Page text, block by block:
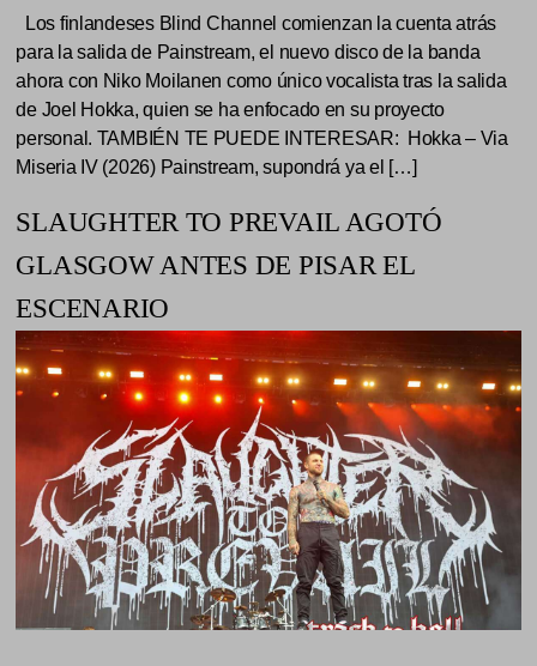
Los finlandeses Blind Channel comienzan la cuenta atrás
para la salida de Painstream, el nuevo disco de la banda
ahora con Niko Moilanen como único vocalista tras la salida
de Joel Hokka, quien se ha enfocado en su proyecto
personal. TAMBIÉN TE PUEDE INTERESAR: Hokka – Via
Miseria IV (2026) Painstream, supondrá ya el […]
SLAUGHTER TO PREVAIL AGOTÓ
GLASGOW ANTES DE PISAR EL
ESCENARIO